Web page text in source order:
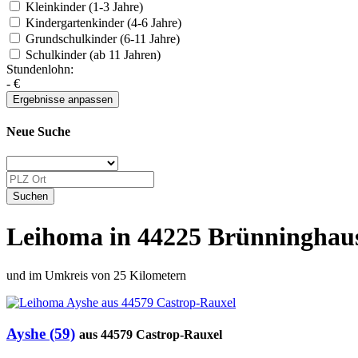
Kleinkinder (1-3 Jahre)
Kindergartenkinder (4-6 Jahre)
Grundschulkinder (6-11 Jahre)
Schulkinder (ab 11 Jahren)
Stundenlohn:
- €
Neue Suche
Leihoma in 44225
und im Umkreis von 25 Kilometern
Ayshe (59) aus 44579 Castrop-Rauxel